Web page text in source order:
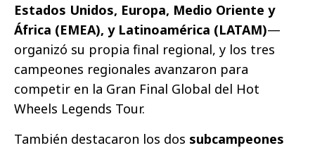
Estados Unidos, Europa, Medio Oriente y
África (EMEA), y Latinoamérica (LATAM)—
organizó su propia final regional, y los tres
campeones regionales avanzaron para
competir en la Gran Final Global del Hot
Wheels Legends Tour.
También destacaron los dos subcampeones